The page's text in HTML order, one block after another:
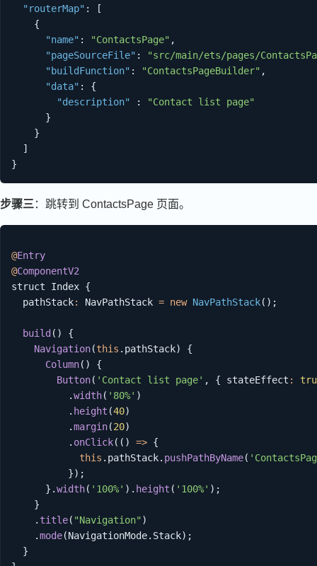
"routerMap" :
[
{
"name" : "ContactsPage" ,
"pageSourceFile" : "src/main/ets/pages/
"buildFunction" : "ContactsPageBuilder" ,
"data" :
{
"description"
:
"Contact list page"
}
}
]
}
步骤三：跳转到 ContactsPage 页面。
@Entry
@ComponentV2
struct Index {
  pathStack
: NavPathStack = new NavPathStack( ) ;
build ( )
{
Navigation(this . pathStack)
{
Column( )
{
Button( 'Contact list page' , { stateEffect :
.width( '80%' )
. height (40)
.margin(20)
. onClick( ( ) => {
this . pathStack. pushPathByName(
}) ;
} .width( '100%' ) . height ( '100%' ) ;
}
. title( "Navigation" )
.mode(NavigationMode. Stack) ;
}